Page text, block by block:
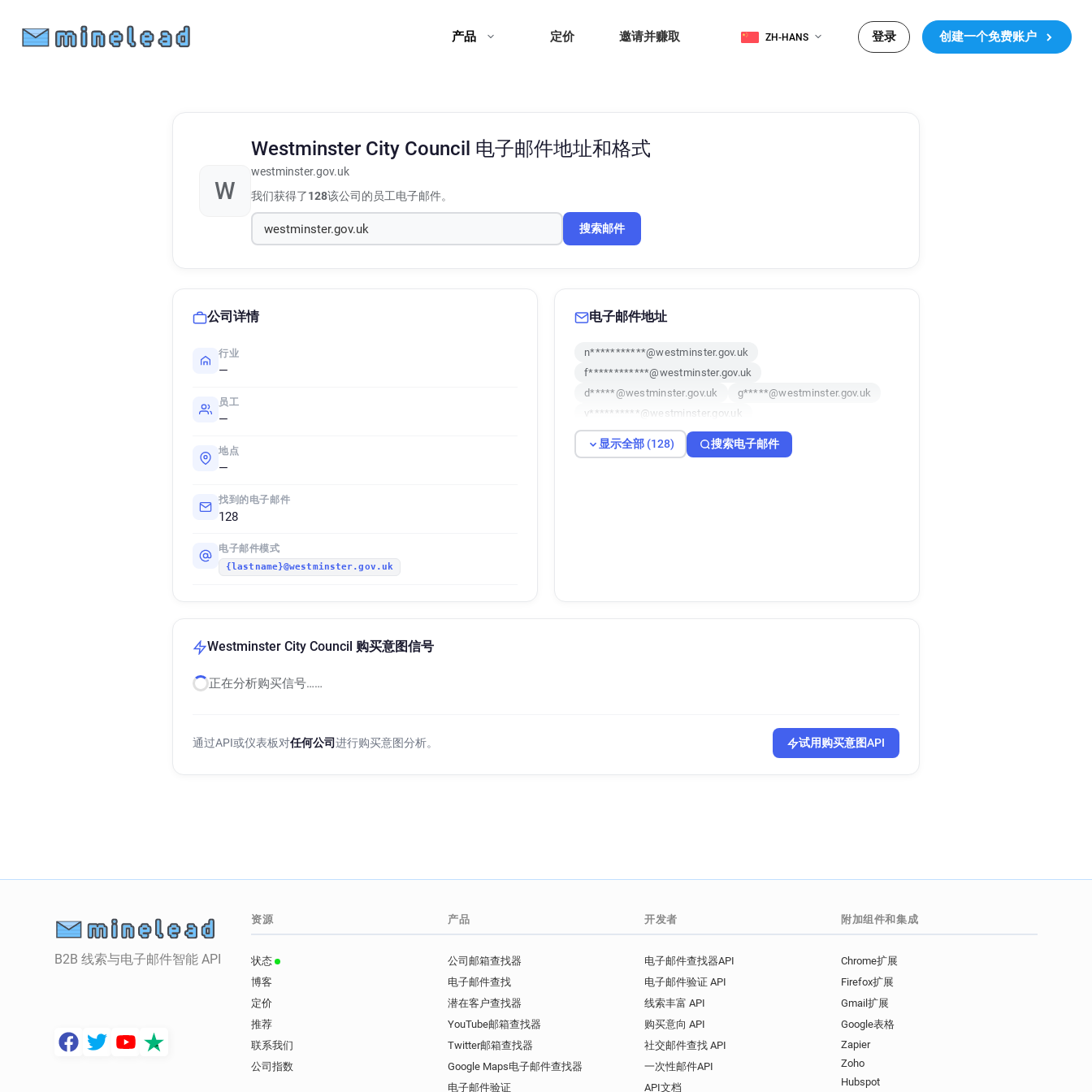
产品 定价 邀请并赚取 ZH-HANS 登录 创建一个免费账户
W
Westminster City Council 电子邮件地址和格式
westminster.gov.uk
我们获得了128该公司的员工电子邮件。
搜索邮件
公司详情
行业
—
员工
—
地点
—
找到的电子邮件
128
电子邮件模式
{lastname}@westminster.gov.uk
电子邮件地址
n***********@westminster.gov.uk
f************@westminster.gov.uk
d*****@westminster.gov.uk
g*****@westminster.gov.uk
v**********@westminster.gov.uk
e*******@westminster.gov.uk
i*******@westminster.gov.uk
a************@westminster.gov.uk
a*********@westminster.gov.uk
n********@westminster.gov.uk
i************@westminster.gov.uk
v**********@westminster.gov.uk
a******@westminster.gov.uk
x**********@westminster.gov.uk
b*********@westminster.gov.uk
r*****@westminster.gov.uk
f********@westminster.gov.uk
a*********@westminster.gov.uk
显示全部 (128) 搜索电子邮件
Westminster City Council 购买意图信号
正在分析购买信号……
通过API或仪表板对任何公司进行购买意图分析。 试用购买意图API
B2B 线索与电子邮件智能 API
资源
状态
博客
定价
推荐
联系我们
公司指数
产品
公司邮箱查找器
电子邮件查找
潜在客户查找器
YouTube邮箱查找器
Twitter邮箱查找器
Google Maps电子邮件查找器
电子邮件验证
开发者
电子邮件查找器API
电子邮件验证 API
线索丰富 API
购买意向 API
社交邮件查找 API
一次性邮件API
API文档
附加组件和集成
Chrome扩展
Firefox扩展
Gmail扩展
Google表格
Zapier
Zoho
Hubspot